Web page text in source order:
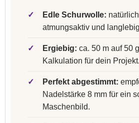
✓ Edle Schurwolle:
atmungsaktiv und
✓ Ergiebig: ca. 50 m auf 50
Kalkulation für dein Projekt.
✓ Perfekt abgestimmt:
Nadelstärke 8 mm für ein
Maschenbild.